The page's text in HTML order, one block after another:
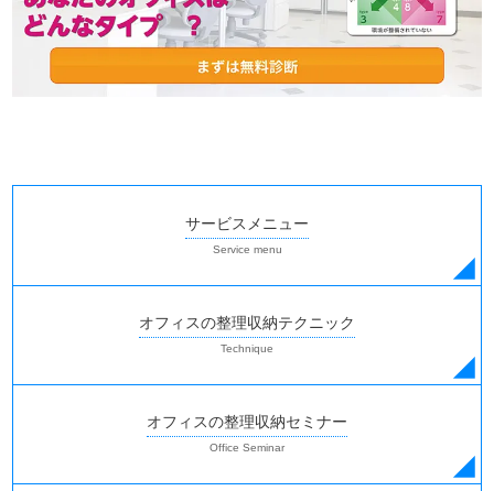
サービスメニュー
オフィスの整理収納テクニック
オフィスの整理収納セミナー